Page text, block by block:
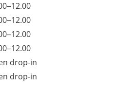
drop-in
drop-in